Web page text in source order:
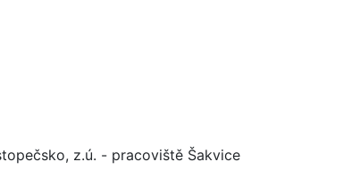
z.ú. - pracoviště Šakvice